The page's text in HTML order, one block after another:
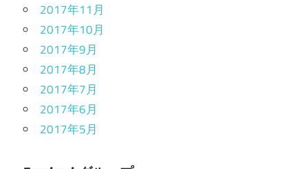
2017年11月
2017年10月
2017年9月
2017年8月
2017年7月
2017年6月
2017年5月